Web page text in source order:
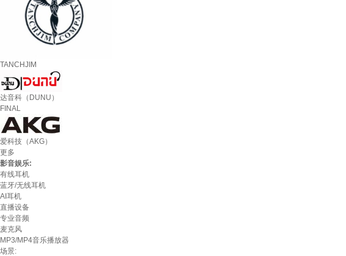
TANCHJIM
达音科（DUNU）
FINAL
爱科技（AKG）
更多
影音娱乐:
有线耳机
蓝牙/无线耳机
AI耳机
直播设备
专业音频
麦克风
MP3/MP4音乐播放器
场景: